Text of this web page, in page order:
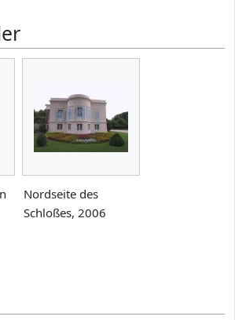
Nordseite des
Schloßes, 2006